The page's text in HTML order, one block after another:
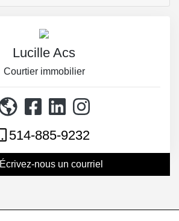
Lucille Acs
Courtier immobilier
514-885-9232
Écrivez-nous un courriel